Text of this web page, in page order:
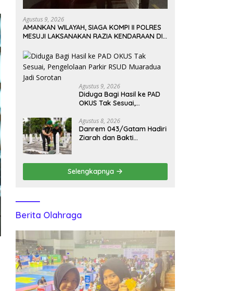
Agustus 9, 2026
AMANKAN WILAYAH, SIAGA KOMPI II POLRES
MESUJI LAKSANAKAN RAZIA KENDARAAN DI
Agustus 9, 2026
Diduga Bagi Hasil ke PAD
OKUS Tak Sesuai,
Muaradua Jadi Sorotan
Agustus 8, 2026
Danrem 043/Gatam Hadiri
Ziarah dan Bakti
Selengkapnya
Berita Olahraga